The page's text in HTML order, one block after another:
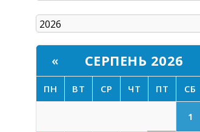
« СЕРПЕНЬ 2026
ПН ВТ СР ЧТ ПТ СБ
1